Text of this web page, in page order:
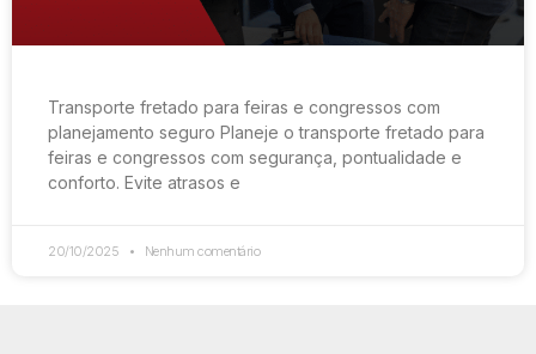
Transporte fretado para feiras e congressos com
planejamento seguro Planeje o transporte fretado para
feiras e congressos com segurança, pontualidade e
conforto. Evite atrasos e
20/10/2025 Nenhum comentário